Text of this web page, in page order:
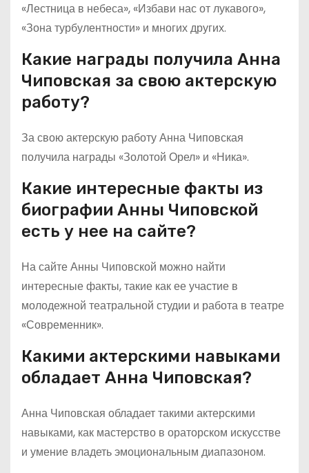
«Лестница в небеса», «Избави нас от лукавого»,
«Зона турбулентности» и многих других.
Какие награды получила Анна
Чиповская за свою актерскую
работу?
За свою актерскую работу Анна Чиповская
получила награды «Золотой Орел» и «Ника».
Какие интересные факты из
биографии Анны Чиповской
есть у нее на сайте?
На сайте Анны Чиповской можно найти
интересные факты, такие как ее участие в
молодежной театральной студии и работа в театре
«Современник».
Какими актерскими навыками
обладает Анна Чиповская?
Анна Чиповская обладает такими актерскими
навыками, как мастерство в ораторском искусстве
и умение владеть эмоциональным диапазоном.